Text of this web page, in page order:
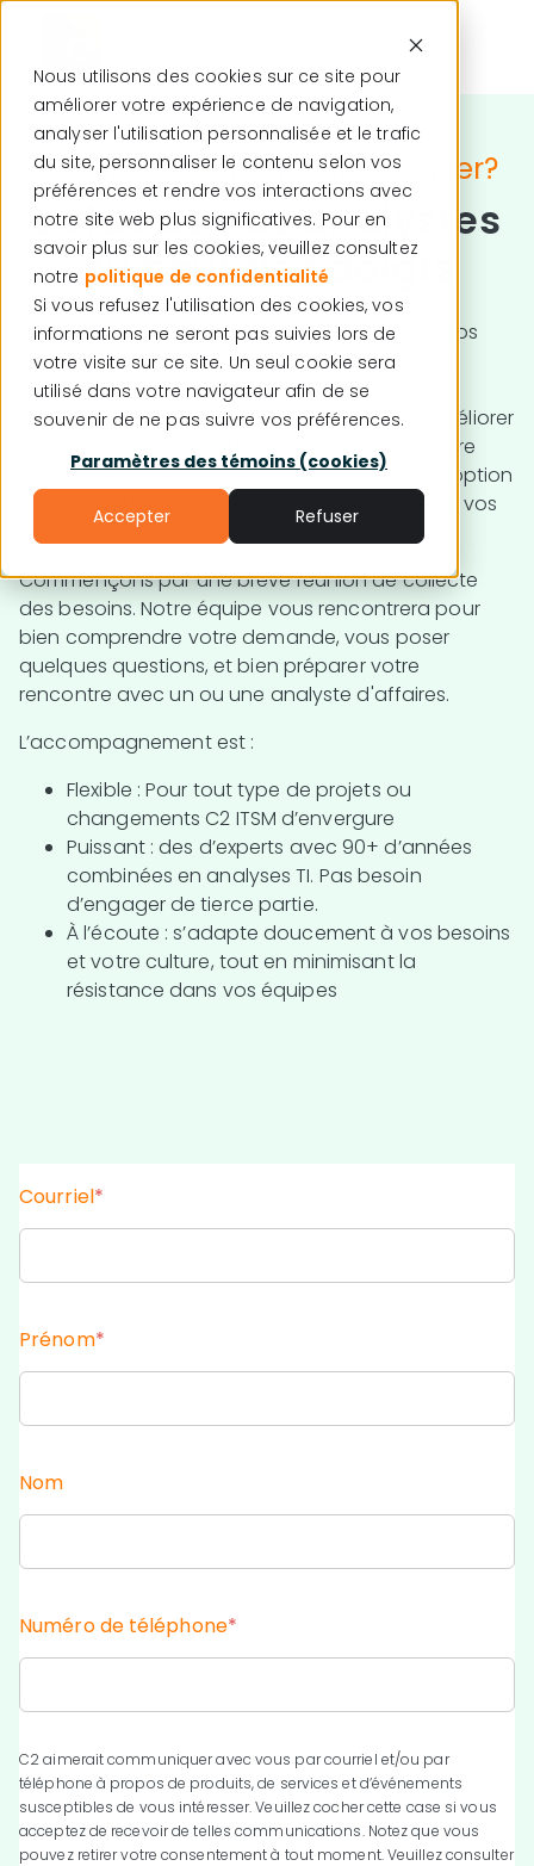
Nous utilisons des cookies sur ce site pour
améliorer votre expérience de navigation,
analyser l'utilisation personnalisée et le trafic
du site, personnaliser le contenu selon vos
préférences et rendre vos interactions avec
notre site web plus significatives. Pour en
savoir plus sur les cookies, veuillez consultez
notre politique de confidentialité
Si vous refusez l'utilisation des cookies, vos
informations ne seront pas suivies lors de
votre visite sur ce site. Un seul cookie sera
utilisé dans votre navigateur afin de se
souvenir de ne pas suivre vos préférences.
Paramètres des témoins (cookies)
Accepter Refuser
Français
Besoin d'aide pour commencer?
L'aide de nos analystes
au bout des doigts
Les analystes d'affaires C2 aident à identifier vos
besoins et défis, gèrent l'impact des projets et
réduisent la résistance au changement. Ils
maximisent les avantages de C2 ITSM pour améliorer
le succès et le retour sur investissement de votre
entreprise. Leur expertise vous guide dans l'adoption
rapide et efficace des principes ITIL, adaptés à vos
besoins.
Commençons par une brève réunion de collecte
des besoins. Notre équipe vous rencontrera pour
bien comprendre votre demande, vous poser
quelques questions, et bien préparer votre
rencontre avec un ou une analyste d'affaires.
L’accompagnement est :
Flexible : Pour tout type de projets ou
changements C2 ITSM d’envergure
Puissant : des d’experts avec 90+ d’années
combinées en analyses TI. Pas besoin
d’engager de tierce partie.
À l’écoute : s’adapte doucement à vos besoins
et votre culture, tout en minimisant la
résistance dans vos équipes
Courriel*
Prénom*
Nom
Numéro de téléphone*
C2 aimerait communiquer avec vous par courriel et/ou par
téléphone à propos de produits, de services et d’événements
susceptibles de vous intéresser. Veuillez cocher cette case si vous
acceptez de recevoir de telles communications. Notez que vous
pouvez retirer votre consentement à tout moment. Veuillez consulter